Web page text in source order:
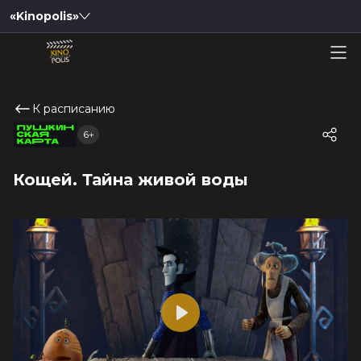
«Kinopolis»
К расписанию
Кощей. Тайна живой воды
6+
Play